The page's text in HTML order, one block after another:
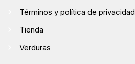
Términos y política de privacidad
Tienda
Verduras